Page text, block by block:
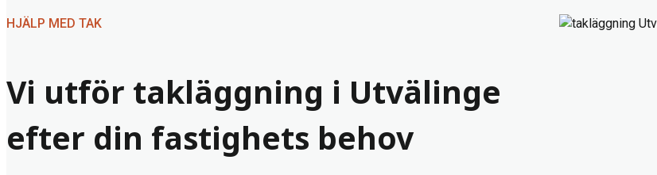
Vi utför takläggning i Utvälinge
efter din fastighets behov
HJÄLP MED TAK